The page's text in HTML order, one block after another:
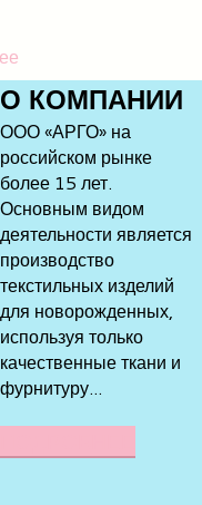
О КОМПАНИИ
ООО «АРГО» на
российском рынке
более 15 лет.
Основным видом
деятельности является
производство
текстильных изделий
для новорожденных,
используя только
качественные ткани и
фурнитуру...